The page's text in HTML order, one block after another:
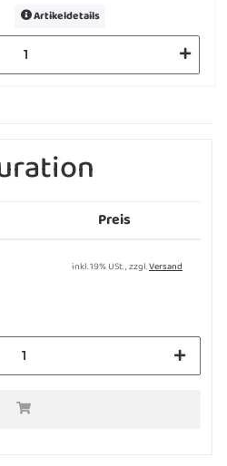
Artikeldetails
Preis
inkl. 19% USt. , zzgl.Versand